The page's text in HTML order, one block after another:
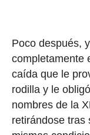
Poco después,
completamente
caída que le
rodilla y le
nombres de la
retirándose tras